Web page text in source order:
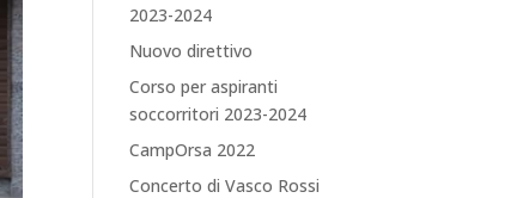
2023-2024
Nuovo direttivo
Corso per aspiranti
soccorritori 2023-2024
CampOrsa 2022
Concerto di Vasco Rossi